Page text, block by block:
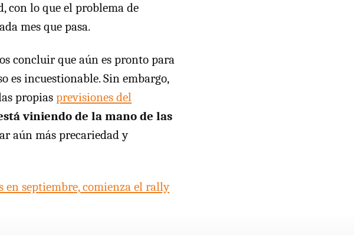
con lo que el problema de
mes que pasa.
concluir que aún es pronto para
es incuestionable. Sin embargo,
propias previsiones del
viniendo de la mano de las
aún más precariedad y
en septiembre, comienza el rally